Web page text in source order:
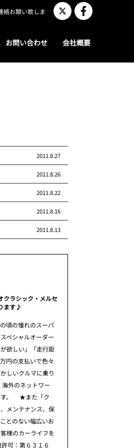
絡お願い致しま
お問い合わせ 会社概要
2011.8.27
2011.8.26
2011.8.22
2011.8.16
2011.8.13
クラシック・メルセ
ます♪
頃の憧れのスーパ
ペシャルオーダー
欲しい」「走行距
円の支払いで色々
しいクルマに乗り
外のネットワー
す。 ★また「ク
メンテナンス、保
とのない幅広いお
様のカーライフを
可：第６３１６